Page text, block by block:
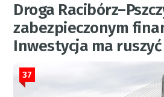
Droga
zabezpieczonym
Inwestycja ma ruszyć
37